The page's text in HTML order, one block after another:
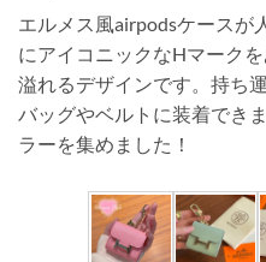
エルメス風airpodsケースが
にアイコニックなHマーク
溢れるデザインです。持ち
バッグやベルトに装着でき
ラーを集めました！